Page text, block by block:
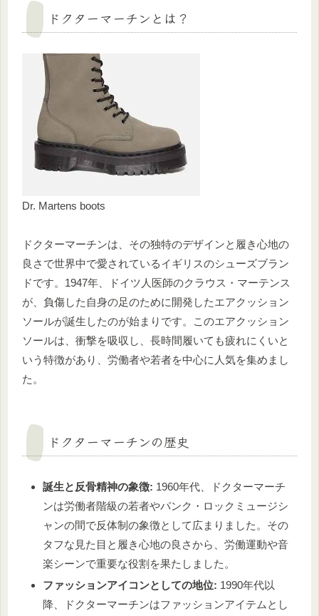
ドクターマーチンとは？
Dr. Martens boots
ドクターマーチンは、その独特のデザインと履き心地の
良さで世界中で愛されているイギリスのシューズブラン
ドです。1947年、ドイツ人医師のクラウス・マーテンス
が、負傷した自身の足のために開発したエアクッション
ソールが誕生したのが始まりです。このエアクッション
ソールは、衝撃を吸収し、長時間履いても疲れにくいと
いう特徴があり、労働者や若者を中心に人気を集めまし
た。
ドクターマーチンの歴史
誕生と反骨精神の象徴: 1960年代、ドクターマーチ
ンは労働者階級の若者やパンク・ロックミュージシ
ャンの間で反体制の象徴として広まりました。その
タフな見た目と履き心地の良さから、労働運動や音
楽シーンで重要な役割を果たしました。
ファッションアイコンとしての地位: 1990年代以
降、ドクターマーチンはファッションアイテムとし